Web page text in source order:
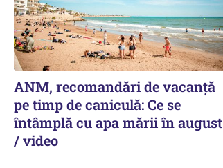
ANM, recomandări de vacanță
pe timp de caniculă: Ce se
întâmplă cu apa mării în august
/ video